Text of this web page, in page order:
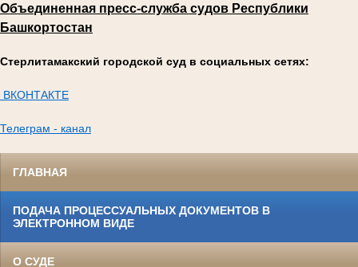
Объединенная пресс-служба судов Республики
Башкортостан
Стерлитамакский городской суд в социальных сетях:
ВКОНТАКТЕ
Телеграм - канал
ГЛАВНАЯ
ПОДАЧА ПРОЦЕССУАЛЬНЫХ ДОКУМЕНТОВ В
ЭЛЕКТРОННОМ ВИДЕ
О СУДЕ